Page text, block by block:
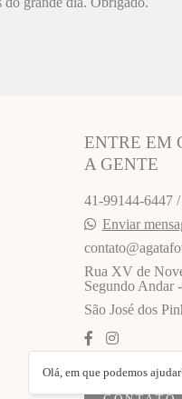
ENTRE EM
A GENTE
41-99144-6447
Enviar
Rua XV de
Segundo Andar
São José dos
Olá, em que podemos